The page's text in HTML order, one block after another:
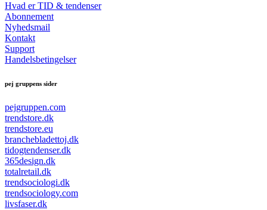
Hvad er TID & tendenser
Abonnement
Nyhedsmail
Kontakt
Support
Handelsbetingelser
pej gruppens sider
pejgruppen.com
trendstore.dk
trendstore.eu
branchebladettoj.dk
tidogtendenser.dk
365design.dk
totalretail.dk
trendsociologi.dk
trendsociology.com
livsfaser.dk